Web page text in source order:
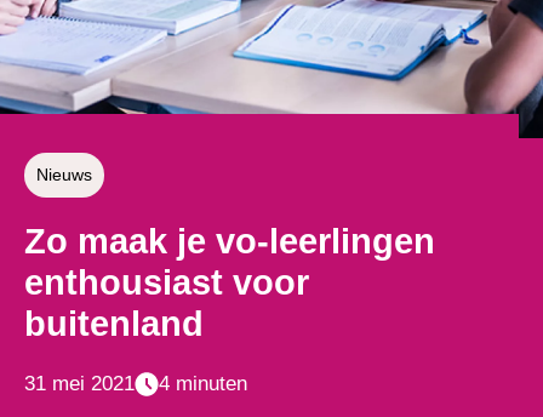
Nieuws
Zo maak je vo-leerlingen
enthousiast voor
buitenland
31 mei 2021 4 minuten